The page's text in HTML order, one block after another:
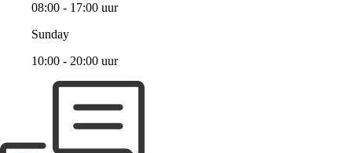
08:00 - 17:00 uur
Sunday
10:00 - 20:00 uur